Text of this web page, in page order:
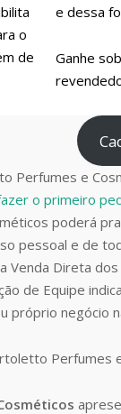
o
de
e dessa
Ganhe
Perfumes e
o primeiro
poderá
pessoal e de
Venda Direta
de Equipe
próprio negócio
Perfumes